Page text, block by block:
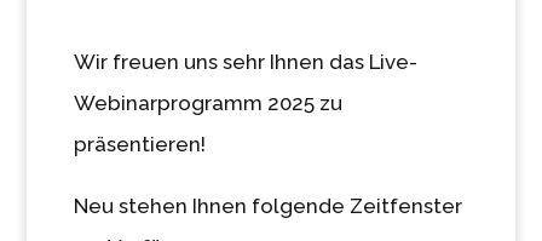
Wir freuen uns sehr Ihnen das Live-
Webinarprogramm 2025 zu
präsentieren!
Neu stehen Ihnen folgende Zeitfenster